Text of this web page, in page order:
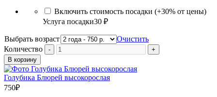
Включить стоимость посадки (+30% от цены)
Услуга посадки30 ₽
Выбрать возраст
Очистить
Количество
В корзину
Голубика Блюрей высокорослая
750₽